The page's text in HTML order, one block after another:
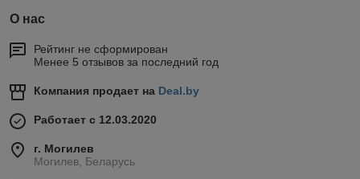
Почему стоит заказать проект, а не
О нас
Рейтинг не сформирован
Менее 5 отзывов за последний год
Компания продает на Deal.by
Работает с 12.03.2020
г. Могилев
Могилев, Беларусь